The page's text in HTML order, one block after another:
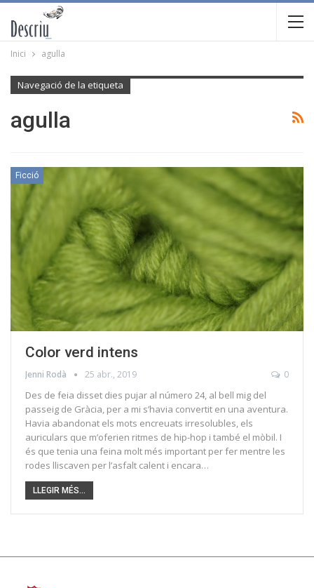
Inici agulla
Navegació de la etiqueta
agulla
Ficció
Color verd intens
Jenni Rodà 25 abr., 2019 0
Des de feia disset dies pujar al número 24, al bell mig del
passeig de Gràcia, per a mi s’havia convertit en una aventura.
Havia abandonat els mots encreuats irresolubles, els
auriculars que m’oferien ritmes de hip-hop i també el mòbil. I
és que tenia una feina molt més important per fer mentre les
rodes lliscaven per l’asfalt calent i encara…
LLEGIR MÉS...